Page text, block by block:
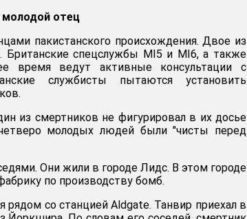
молодой отец
пакистанского происхождения. Двое из
Британские спецслужбы MI5 и MI6, а также
время ведут активные консультации с
службисты пытаются установить
из смертников не фигурировал в их досье
молодых людей были "чисты перед
Они жили в городе Лидс. В этом городе
по производству бомб.
рядом со станцией Aldgate. Танвир приехал в